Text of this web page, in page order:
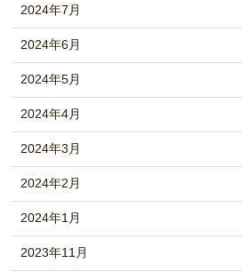
2024年7月
2024年6月
2024年5月
2024年4月
2024年3月
2024年2月
2024年1月
2023年11月